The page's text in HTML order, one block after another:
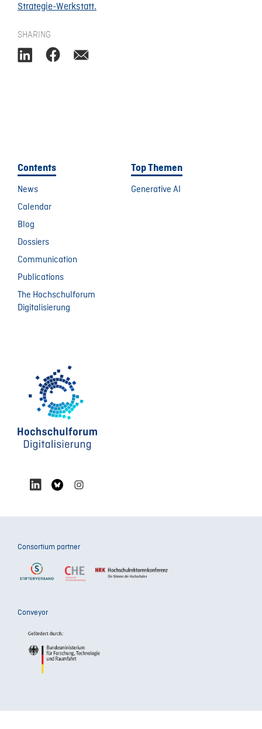
Strategie-Werkstatt.
SHARING
Contents
News
Calendar
Blog
Dossiers
Communication
Publications
The Hochschulforum
Digitalisierung
Top Themen
Generative AI
Consortium partner
Conveyor